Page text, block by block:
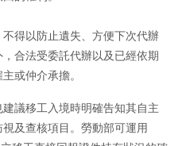
得以防止遺失、方便下次代辦
合法受委託代辦以及已經依期
或仲介承擔。
議移工入境時明確告知其自主
及查核項目。勞動部可運用